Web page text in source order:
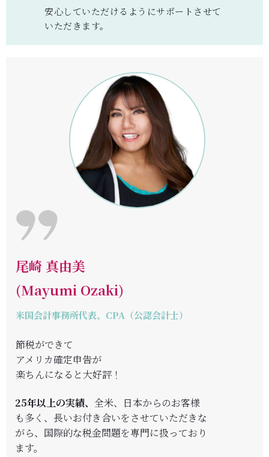
安心していただけるようにサポートさせて
いただきます。
尾崎 真由美
(Mayumi Ozaki)
米国会計事務所代表、CPA（公認会計士）
節税ができて
アメリカ確定申告が
楽ちんになると大好評！
25年以上の実績、 全米、日本からのお客様
も多く、長いお付き合いをさせていただきな
がら、国際的な税金問題を専門に扱っており
ます。